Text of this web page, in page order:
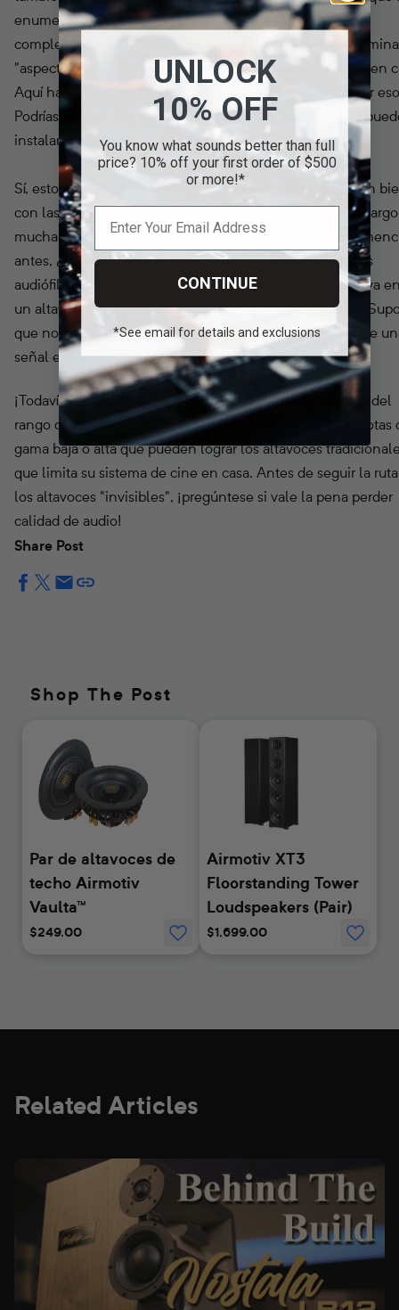
enumeran aquí. Estos parlantes le permiten cubrir
completamente sus parlantes con paneles de yeso y
"aspecto" de tener cualquier parlante en su sala de cine en
Aquí hay un excelente enlace sobre cómo pueden lograr
Podrías preguntar: ¿se verá afectado el sonido? ¿Cómo
instalar estos altavoces?
Sí, estos parlantes tienen un concepto fabuloso y suenan
con las herramientas de calibración adecuadas. Sin
muchas desventajas para altavoces como estos. Como
antes, ¿cómo se verá afectado el sonido? Los verdaderos
audiófilos sin duda escucharán una diferencia significativa
un altavoz dentro de una pared y un altavoz tradicional.
que no es un gran audiófilo y pasa por alto los detalles de
señal específica.
¡Todavía es probable que escuche una diferencia dentro del
rango de sonido de los altavoces! No se acercará a las notas
gama baja o alta que pueden lograr los altavoces
que limita su sistema de cine en casa. Antes de seguir la
los altavoces "invisibles", ¡pregúntese si vale la pena perder
calidad de audio!
Share Post
Shop The Post
Par de altavoces de
techo Airmotiv
Vaulta™
$249.00
Airmotiv XT3
Floorstanding Tower
Loudspeakers (Pair)
$1,699.00
Related Articles
UNLOCK
10% OFF
You know what sounds better than full
price? 10% off your first order of $500
or more!*
CONTINUE
*See email for details and exclusions